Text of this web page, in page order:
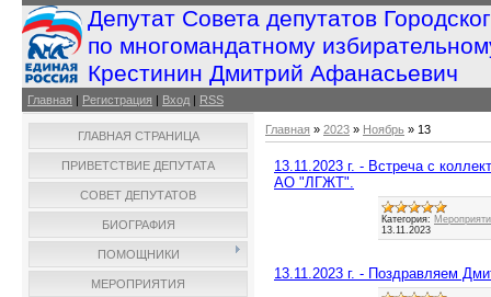
Депутат Совета депутатов
по многомандатному
Крестинин Дмитрий Афанасьевич
Главная | Регистрация | Вход | RSS
ГЛАВНАЯ СТРАНИЦА
ПРИВЕТСТВИЕ ДЕПУТАТА
СОВЕТ ДЕПУТАТОВ
БИОГРАФИЯ
ПОМОЩНИКИ
МЕРОПРИЯТИЯ
Главная » 2023 » Ноябрь » 13
13.11.2023 г. - Встреча с
АО "ЛГЖТ".
Категория:
13.11.2023
13.11.2023 г. - Поздравляем